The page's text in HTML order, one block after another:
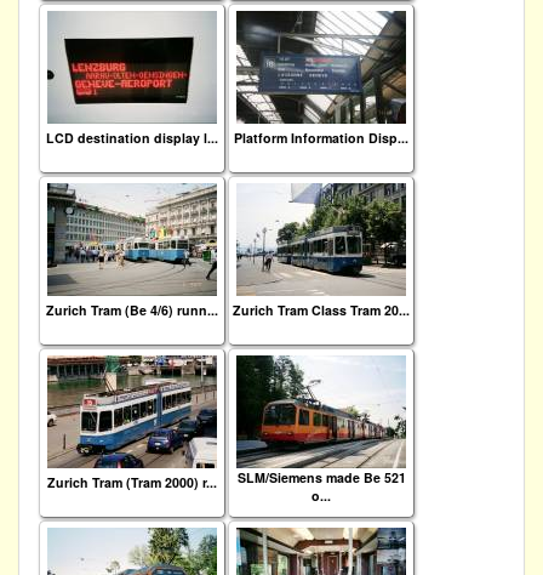
LCD destination display l... Platform Information Disp...
Zurich Tram (Be 4/6) runn... Zurich Tram Class Tram 20...
Zurich Tram (Tram 2000) r...
SLM/Siemens made Be 521
o...